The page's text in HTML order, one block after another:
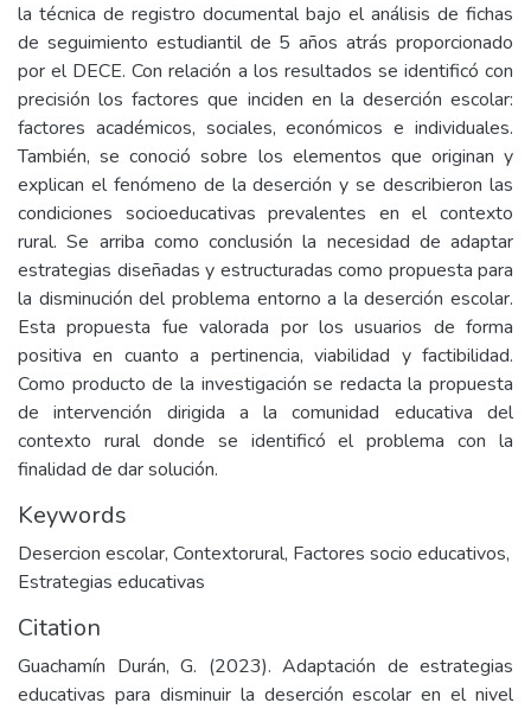
la técnica de registro documental bajo el análisis de fichas
de seguimiento estudiantil de 5 años atrás proporcionado
por el DECE. Con relación a los resultados se identificó con
precisión los factores que inciden en la deserción escolar:
factores académicos, sociales, económicos e individuales.
También, se conoció sobre los elementos que originan y
explican el fenómeno de la deserción y se describieron las
condiciones socioeducativas prevalentes en el contexto
rural. Se arriba como conclusión la necesidad de adaptar
estrategias diseñadas y estructuradas como propuesta para
la disminución del problema entorno a la deserción escolar.
Esta propuesta fue valorada por los usuarios de forma
positiva en cuanto a pertinencia, viabilidad y factibilidad.
Como producto de la investigación se redacta la propuesta
de intervención dirigida a la comunidad educativa del
contexto rural donde se identificó el problema con la
finalidad de dar solución.
Keywords
Desercion escolar, Contextorural, Factores socio educativos,
Estrategias educativas
Citation
Guachamín Durán, G. (2023). Adaptación de estrategias
educativas para disminuir la deserción escolar en el nivel